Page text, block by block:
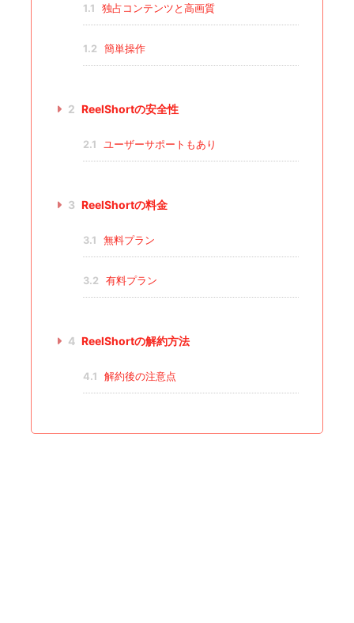
1.1 独占コンテンツと高画質
1.2 簡単操作
2 ReelShortの安全性
2.1 ユーザーサポートもあり
3 ReelShortの料金
3.1 無料プラン
3.2 有料プラン
4 ReelShortの解約方法
4.1 解約後の注意点